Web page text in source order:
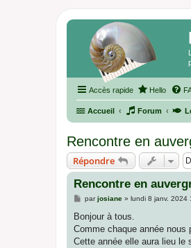
Accès rapide Hello
Accueil Forum
Rencontre en
Répondre
Rencontre en
M
s
a
g
parjosiane» lundi 8 janv. 2024
Bonjour à tous.
Comme chaque année nous
Cette année elle aura lieu le